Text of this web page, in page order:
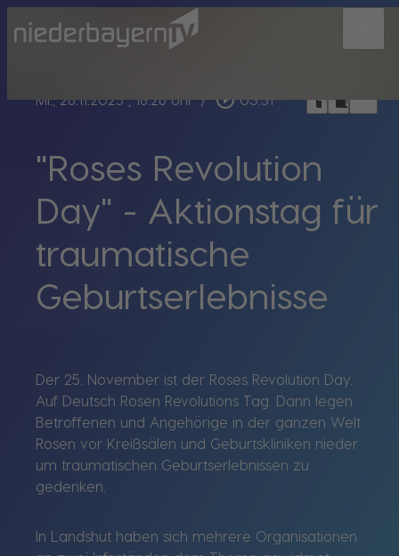
Mi., 26.11.2025, 18:26 Uhr / play_circle_outline 03:51 headphoneschrome_reader_modebookmark_border
"Roses Revolution
Day" - Aktionstag für
traumatische
Geburtserlebnisse
Der 25. November ist der Roses Revolution Day.
Auf Deutsch Rosen Revolutions Tag. Dann legen
Betroffenen und Angehörige in der ganzen Welt
Rosen vor Kreißsälen und Geburtskliniken nieder
um traumatischen Geburtserlebnissen zu
gedenken.
In Landshut haben sich mehrere Organisationen